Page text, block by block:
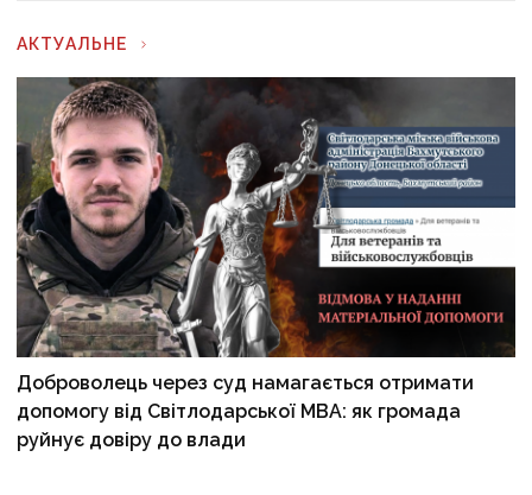
АКТУАЛЬНЕ
Доброволець через суд намагається отримати
допомогу від Світлодарської МВА: як громада
руйнує довіру до влади